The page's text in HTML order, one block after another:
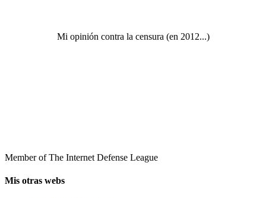
Mi opinión contra la censura (en 2012...)
Member of The Internet Defense League
Mis otras webs